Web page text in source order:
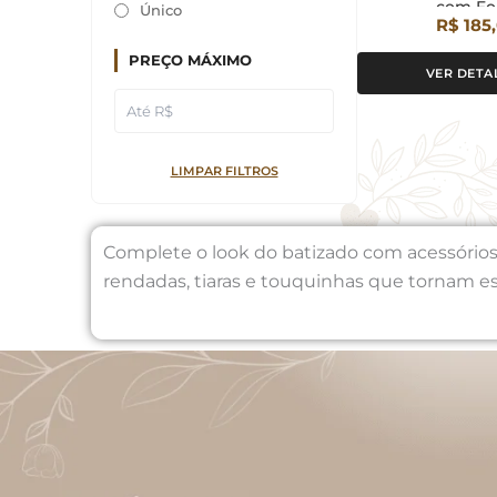
Único
PREÇO MÁXIMO
LIMPAR FILTROS
com
R$
VER
Complete o look do batizado com
rendadas, tiaras e touquinhas que tornam